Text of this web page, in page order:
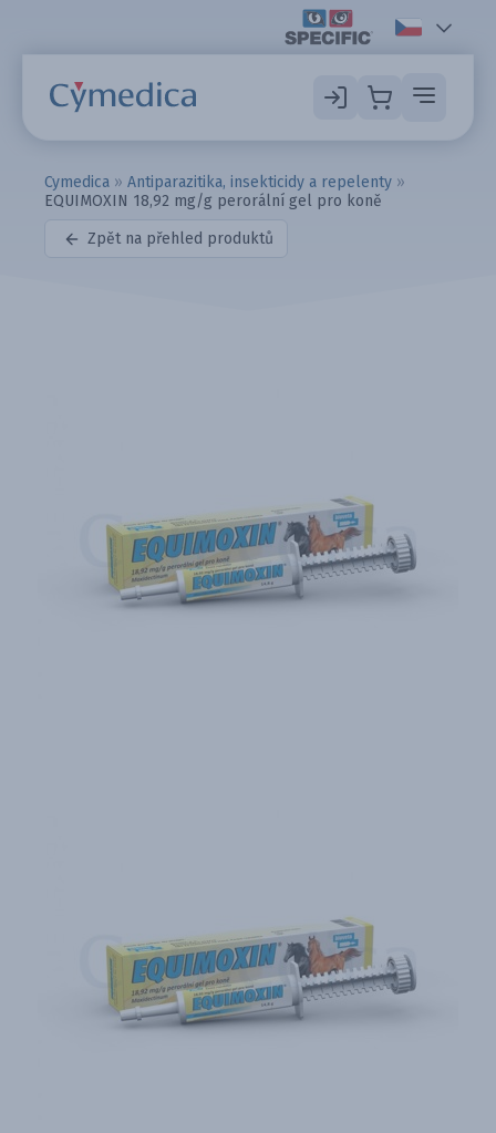
Cymedica » Antiparazitika, insekticidy a repelenty »
EQUIMOXIN 18,92 mg/g perorální gel pro koně
Zpět na přehled produktů